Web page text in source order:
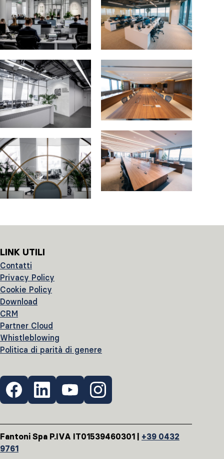
LINK UTILI
Contatti
Privacy Policy
Cookie Policy
Download
CRM
Partner Cloud
Whistleblowing
Politica di parità di genere
Fantoni Spa P.IVA IT01539460301 | +39 0432
9761